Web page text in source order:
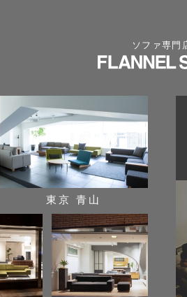
ソファ専門
東京 青山